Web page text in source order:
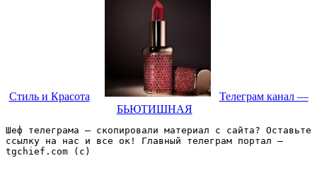
Стиль и Красота
Телеграм канал —
БЬЮТИШНАЯ
Шеф телеграма – скопировали материал с сайта? Оставьте
ссылку на нас и все ок! Главный телеграм портал –